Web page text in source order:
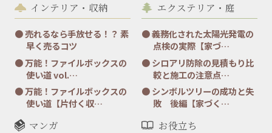
インテリア・収納
売れるなら手放せる！？ 素
早く売るコツ
万能！ファイルボックスの
使い道 vol.…
万能！ファイルボックスの
使い道【片付く収…
エクステリア・庭
義務化された太陽光発電の
点検の実際【家づ…
シロアリ防除の見積もり比
較と施工の注意点…
シンボルツリーの成功と失
敗 後編【家づく…
マンガ お役立ち